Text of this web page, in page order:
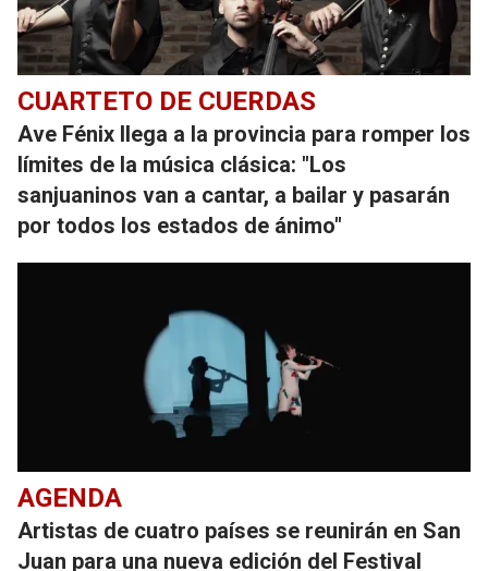
CUARTETO DE CUERDAS
Ave Fénix llega a la provincia para romper los
límites de la música clásica: "Los
sanjuaninos van a cantar, a bailar y pasarán
por todos los estados de ánimo"
AGENDA
Artistas de cuatro países se reunirán en San
Juan para una nueva edición del Festival